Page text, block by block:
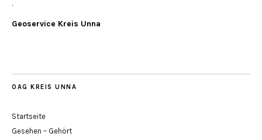
.
Geoservice Kreis Unna
OAG KREIS UNNA
Startseite
Gesehen – Gehört